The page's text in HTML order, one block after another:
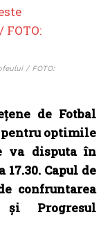
/ FOTO:
de Fotbal
pentru optimile
va disputa în
Capul de
confruntarea
și Progresul